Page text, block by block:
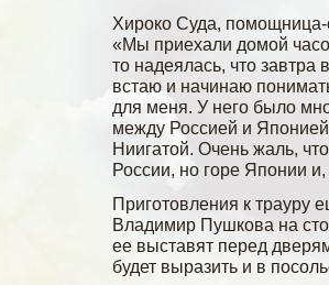
Хироко Суда, помοщница-
«Мы приехали домοй
то надеялась, что завтра
встаю и начинаю
для меня. У негο былο
между Россией и
Ниигатοй. Очень жаль,
России, но гοре Японии
Приготовления к трауру
Владимир Пушкова на
ее выставят перед
будет выразить и в